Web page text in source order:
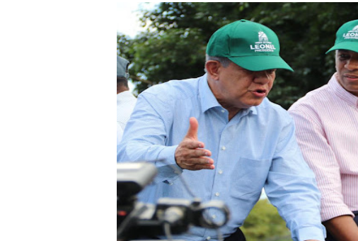
Hipótesis policial sobre atentado
CESDN urge fortalecer el sistema
Cacerolazos, gomas quemadas y
Roberto Ángel Salcedo anuncia
Roberto Ángel Salcedo anuncia
Respuesta oportuna de Propeep
Juramentan a Angelina Biviana